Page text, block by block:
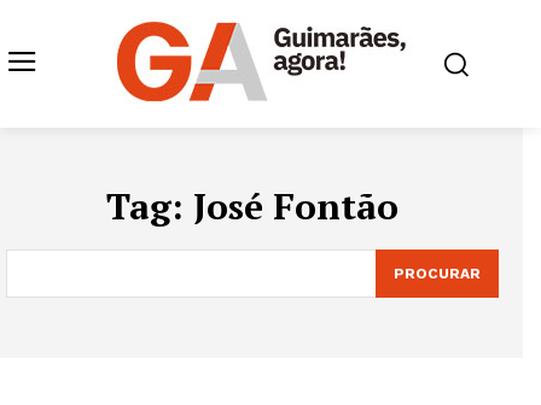
Tag: José Fontão
PROCURAR